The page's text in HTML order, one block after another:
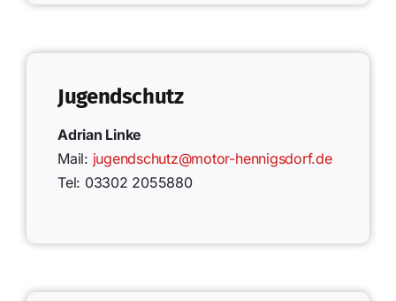
Jugendschutz
Adrian Linke
Mail: jugendschutz@motor-hennigsdorf.de
Tel: 03302 2055880